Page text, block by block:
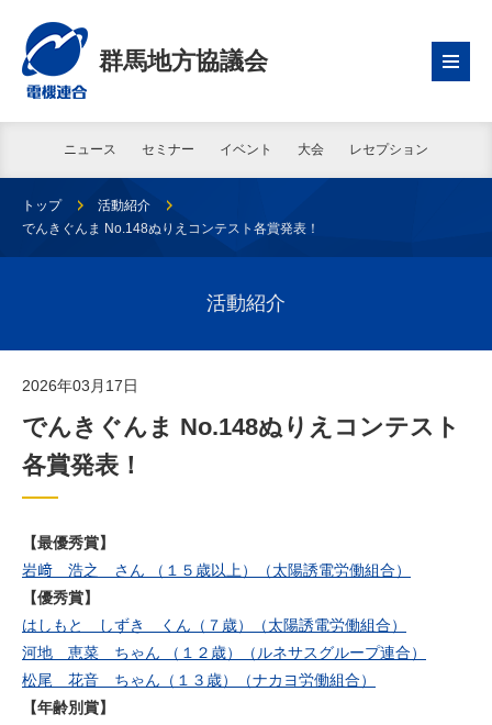
群馬地方協議会
ニュース セミナー イベント 大会 レセプション
トップ
活動紹介
でんきぐんま No.148ぬりえコンテスト各賞発表！
活動紹介
2026年03月17日
でんきぐんま No.148ぬりえコンテスト
各賞発表！
【最優秀賞】
岩﨑 浩之 さん （１５歳以上）（太陽誘電労働組合）
【優秀賞】
はしもと しずき くん（７歳）（太陽誘電労働組合）
河地 恵菜 ちゃん （１２歳）（ルネサスグループ連合）
松尾 花音 ちゃん（１３歳）（ナカヨ労働組合）
【年齢別賞】